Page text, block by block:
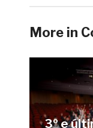
More in
3º e